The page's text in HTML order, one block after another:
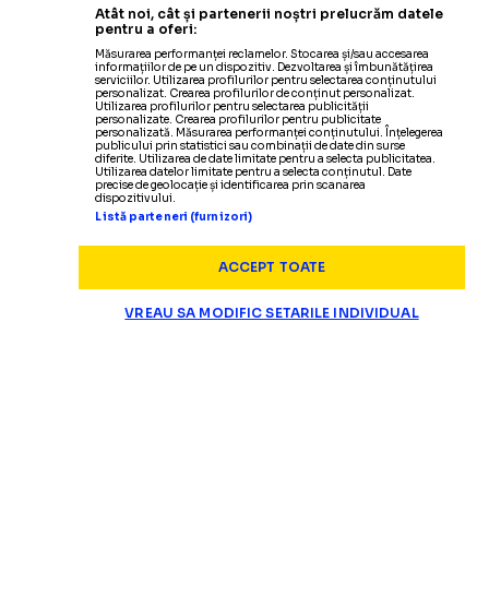
Atât noi, cât și partenerii noștri prelucrăm datele
pentru a oferi:
Măsurarea performanței reclamelor. Stocarea și/sau accesarea
informațiilor de pe un dispozitiv. Dezvoltarea și îmbunătățirea
serviciilor. Utilizarea profilurilor pentru selectarea conținutului
personalizat. Crearea profilurilor de conținut personalizat.
Utilizarea profilurilor pentru selectarea publicității
personalizate. Crearea profilurilor pentru publicitate
personalizată. Măsurarea performanței conținutului. Înțelegerea
publicului prin statistici sau combinații de date din surse
diferite. Utilizarea de date limitate pentru a selecta publicitatea.
Utilizarea datelor limitate pentru a selecta conținutul. Date
precise de geolocație și identificarea prin scanarea
dispozitivului.
Listă parteneri (furnizori)
ACCEPT TOATE
VREAU SA MODIFIC SETARILE INDIVIDUAL